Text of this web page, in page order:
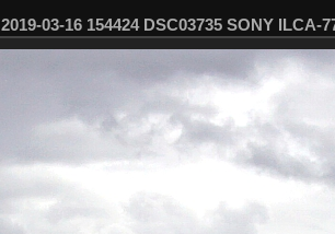
2019-03-16 154424 DSC03735 SONY ILCA-